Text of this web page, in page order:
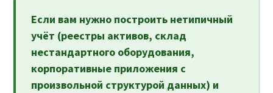
Если вам нужно построить нетипичный
учёт (реестры активов, склад
нестандартного оборудования,
корпоративные приложения с
произвольной структурой данных) и